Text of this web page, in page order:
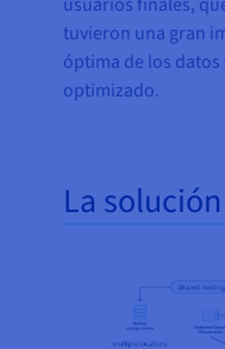
usuarios finales,
tuvieron una gran
óptima de los
optimizado.
La solución